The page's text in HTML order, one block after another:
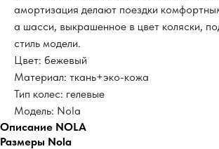
амортизация делают поездки
а шасси, выкрашенное в цвет коляски,
стиль модели.
Цвет: бежевый
Материал: ткань+эко-кожа
Тип колес: гелевые
Модель: Nola
Описание NOLA
Размеры Nola